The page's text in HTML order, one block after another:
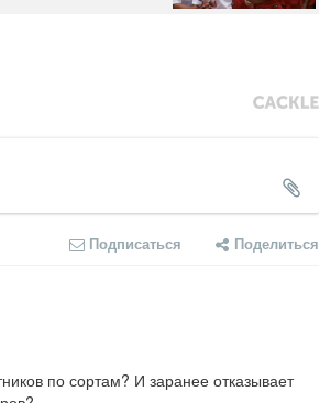
Подписаться Поделиться
по сортам? И заранее отказывает